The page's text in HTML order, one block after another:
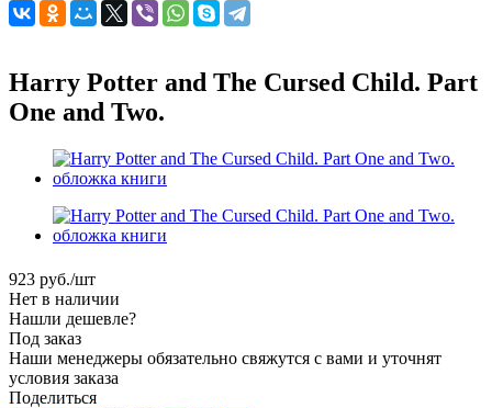
Harry Potter and The Cursed Child. Part
One and Two.
923 руб./шт
Нет в наличии
Нашли дешевле?
Под заказ
Наши менеджеры обязательно свяжутся с вами и уточнят
условия заказа
Поделиться